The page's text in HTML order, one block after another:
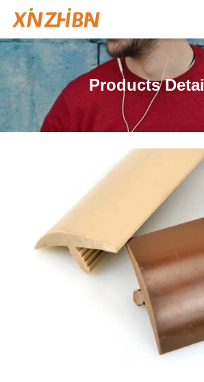
Products